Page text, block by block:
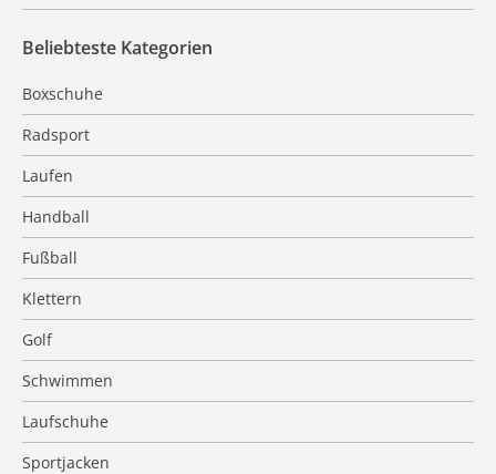
Beliebteste Kategorien
Boxschuhe
Radsport
Laufen
Handball
Fußball
Klettern
Golf
Schwimmen
Laufschuhe
Sportjacken